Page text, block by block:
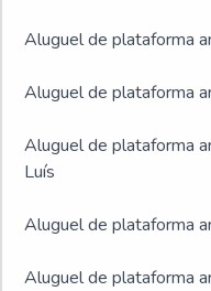
Aluguel de plataforma
Aluguel de plataforma
Aluguel de plataforma
Luís
Aluguel de plataforma
Aluguel de plataforma